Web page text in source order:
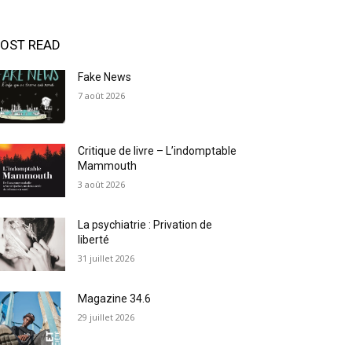
READ
Fake News
7 août 2026
Critique de livre – L’indomptable
Mammouth
3 août 2026
La psychiatrie : Privation de
liberté
31 juillet 2026
Magazine 34.6
29 juillet 2026